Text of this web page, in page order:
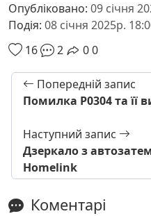
Опубліковано: 09 січня
Подія: 08 січня 2025р.
16
2 00
Попередній запис
Помилка Р0304 та її
Наступний запис
Дзеркало з
Homelink
Коментарі